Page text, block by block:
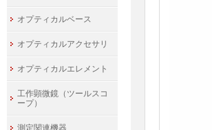
オプティカルベース
オプティカルアクセサリ
オプティカルエレメント
工作顕微鏡（ツールスコ
ープ）
測定関連機器